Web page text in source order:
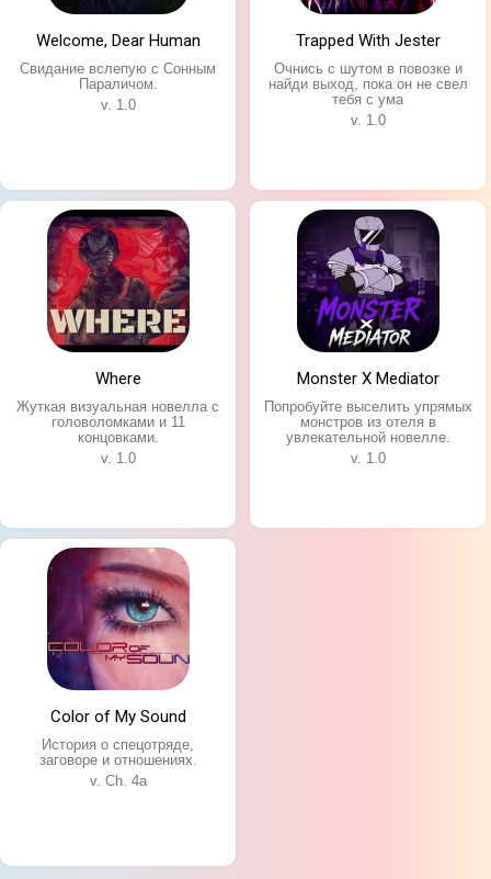
Welcome, Dear Human
Свидание вслепую с Сонным
Параличом.
v. 1.0
Trapped With Jester
Очнись с шутом в повозке и
найди выход, пока он не свел
тебя с ума
v. 1.0
Where
Жуткая визуальная новелла с
головоломками и 11
концовками.
v. 1.0
Monster X Mediator
Попробуйте выселить упрямых
монстров из отеля в
увлекательной новелле.
v. 1.0
Color of My Sound
История о спецотряде,
заговоре и отношениях.
v. Ch. 4a